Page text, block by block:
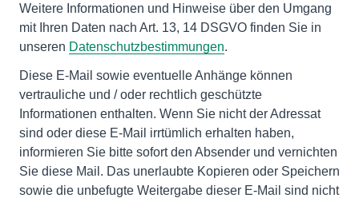
Weitere Informationen und Hinweise über den Umgang
mit Ihren Daten nach Art. 13, 14 DSGVO finden Sie in
unseren Datenschutzbestimmungen.
Diese E-Mail sowie eventuelle Anhänge können
vertrauliche und / oder rechtlich geschützte
Informationen enthalten. Wenn Sie nicht der Adressat
sind oder diese E-Mail irrtümlich erhalten haben,
informieren Sie bitte sofort den Absender und vernichten
Sie diese Mail. Das unerlaubte Kopieren oder Speichern
sowie die unbefugte Weitergabe dieser E-Mail sind nicht